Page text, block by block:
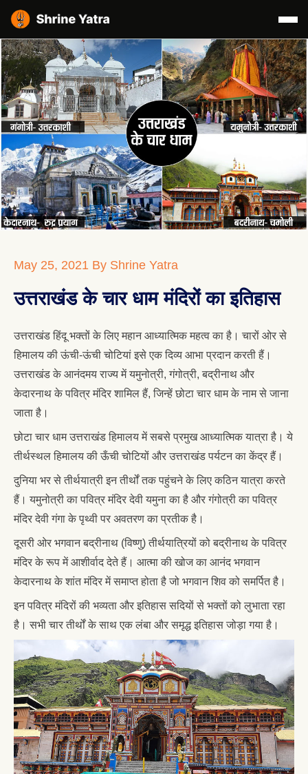
May 25, 2021 By Shrine Yatra
उत्तराखंड के चार धाम मंदिरों का इतिहास
उत्तराखंड हिंदू भक्तों के लिए महान आध्यात्मिक महत्व का है। चारों ओर से
हिमालय की ऊंची-ऊंची चोटियां इसे एक दिव्य आभा प्रदान करती हैं।
उत्तराखंड के आनंदमय राज्य में यमुनोत्री, गंगोत्री, बद्रीनाथ और
केदारनाथ के पवित्र मंदिर शामिल हैं, जिन्हें छोटा चार धाम के नाम से जाना
जाता है।
छोटा चार धाम उत्तराखंड हिमालय में सबसे प्रमुख आध्यात्मिक यात्रा है। ये
तीर्थस्थल हिमालय की ऊँची चोटियों और उत्तराखंड पर्यटन का केंद्र हैं।
दुनिया भर से तीर्थयात्री इन तीर्थों तक पहुंचने के लिए कठिन यात्रा करते
हैं। यमुनोत्री का पवित्र मंदिर देवी यमुना का है और गंगोत्री का पवित्र
मंदिर देवी गंगा के पृथ्वी पर अवतरण का प्रतीक है।
दूसरी ओर भगवान बद्रीनाथ (विष्णु) तीर्थयात्रियों को बद्रीनाथ के पवित्र
मंदिर के रूप में आशीर्वाद देते हैं। आत्मा की खोज का आनंद भगवान
केदारनाथ के शांत मंदिर में समाप्त होता है जो भगवान शिव को समर्पित है।
इन पवित्र मंदिरों की भव्यता और इतिहास सदियों से भक्तों को लुभाता रहा
है। सभी चार तीर्थों के साथ एक लंबा और समृद्ध इतिहास जोड़ा गया है।